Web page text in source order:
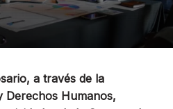
a través de la
Derechos Humanos,